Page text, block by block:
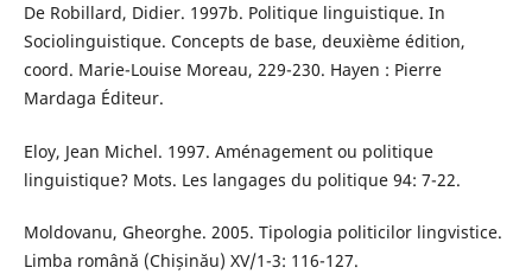
De Robillard, Didier. 1997b. Politique linguistique. In
Sociolinguistique. Concepts de base, deuxième édition,
coord. Marie-Louise Moreau, 229-230. Hayen : Pierre
Mardaga Éditeur.
Eloy, Jean Michel. 1997. Aménagement ou politique
linguistique? Mots. Les langages du politique 94: 7-22.
Moldovanu, Gheorghe. 2005. Tipologia politicilor lingvistice.
Limba română (Chișinău) XV/1-3: 116-127.